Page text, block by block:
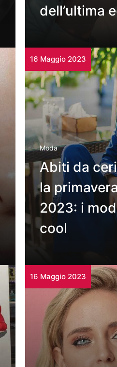
dell’ultima
16 Maggio 2023
Moda
Abiti da
la
2023: i
cool
16 Maggio 2023